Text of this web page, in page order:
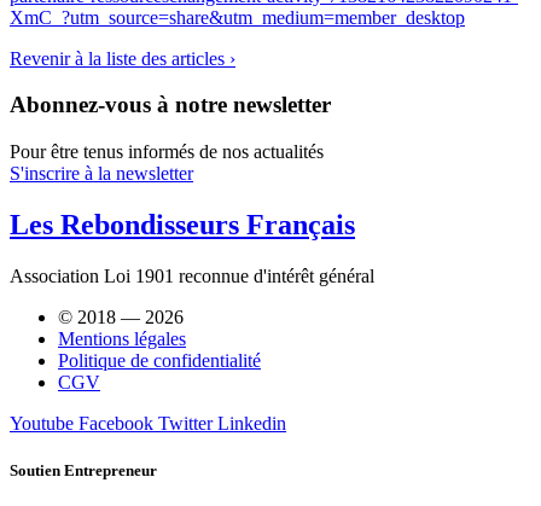
XmC_?utm_source=share&utm_medium=member_desktop
Revenir à la liste des articles ›
Abonnez-vous à notre newsletter
Pour être tenus informés de nos actualités
S'inscrire à la newsletter
Les Rebondisseurs Français
Association Loi 1901 reconnue d'intérêt général
© 2018 — 2026
Mentions légales
Politique de confidentialité
CGV
Youtube Facebook Twitter Linkedin
Soutien Entrepreneur